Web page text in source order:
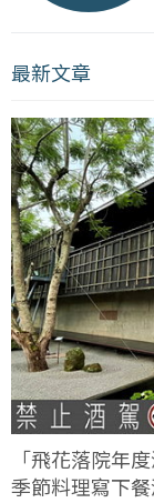
最新文章
「飛花落院年
季節料理寫下